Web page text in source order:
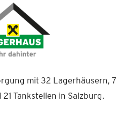
mit 32 Lagerhäusern, 7
Tankstellen in Salzburg.